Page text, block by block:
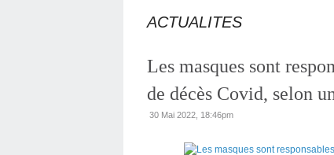
ACTUALITES
Les masques sont
de décès Covid, selon
30 Mai 2022, 18:46pm